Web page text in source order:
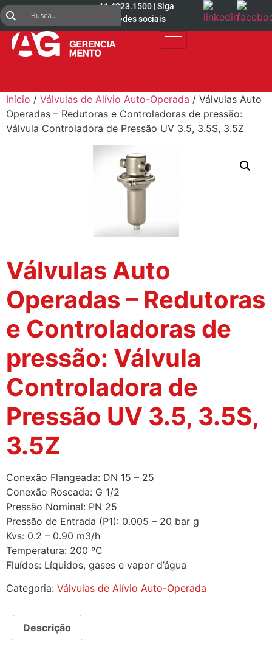
11 4223.1500 | Siga
nas redes sociais
Início / Válvulas de Alívio Auto-Operada / Válvulas Auto
Operadas – Redutoras e Controladoras de pressão:
Válvula Controladora de Pressão UV 3.5, 3.5S, 3.5Z
Válvulas Auto
Operadas – Redutoras
e Controladoras de
pressão: Válvula
Controladora de
Pressão UV 3.5, 3.5S,
3.5Z
Conexão Flangeada: DN 15 – 25
Conexão Roscada: G 1/2
Pressão Nominal: PN 25
Pressão de Entrada (P1): 0.005 – 20 bar g
Kvs: 0.2 – 0.90 m3/h
Temperatura: 200 ºC
Fluídos: Líquidos, gases e vapor d’água
Categoria: Válvulas de Alívio Auto-Operada
Descrição